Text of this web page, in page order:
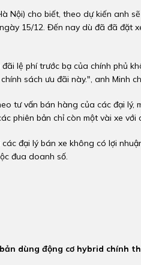
Nội) cho biết, theo dự kiến anh
15/12. Đến nay dù đã đã đặt
lệ phí trước bạ của chính phủ
sách ưu đãi này.", anh Minh
tư vấn bán hàng của các đại
phiên bản chỉ còn một vài xe
đại lý bán xe không có lợi
đua doanh số.
dùng động cơ hybrid chính